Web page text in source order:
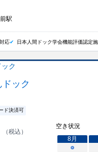
駅
応 日本人間ドック学会機能評価認定
ック
ド決済可
（税込）
空き状況
8月
○